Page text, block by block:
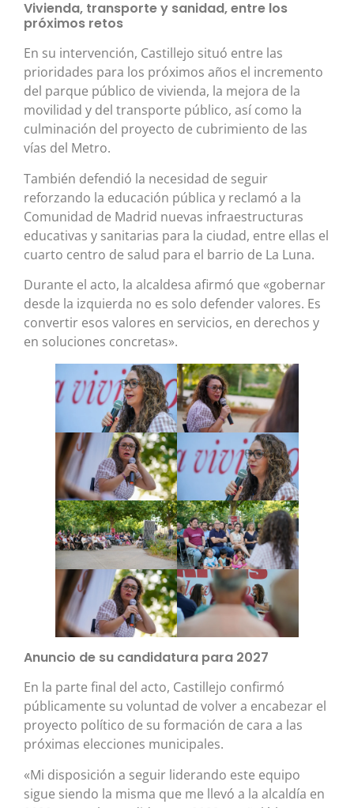
Vivienda, transporte y sanidad, entre los
próximos retos
En su intervención, Castillejo situó entre las
prioridades para los próximos años el incremento
del parque público de vivienda, la mejora de la
movilidad y del transporte público, así como la
culminación del proyecto de cubrimiento de las
vías del Metro.
También defendió la necesidad de seguir
reforzando la educación pública y reclamó a la
Comunidad de Madrid nuevas infraestructuras
educativas y sanitarias para la ciudad, entre ellas el
cuarto centro de salud para el barrio de La Luna.
Durante el acto, la alcaldesa afirmó que «gobernar
desde la izquierda no es solo defender valores. Es
convertir esos valores en servicios, en derechos y
en soluciones concretas».
Anuncio de su candidatura para 2027
En la parte final del acto, Castillejo confirmó
públicamente su voluntad de volver a encabezar el
proyecto político de su formación de cara a las
próximas elecciones municipales.
«Mi disposición a seguir liderando este equipo
sigue siendo la misma que me llevó a la alcaldía en